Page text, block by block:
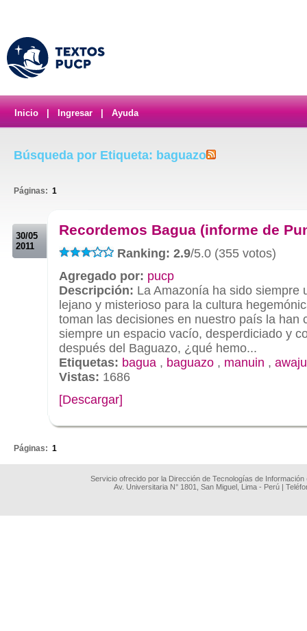
Inicio Ingresar Ayuda
Búsqueda por Etiqueta: baguazo
Páginas: 1
30/05
2011
Recordemos Bagua (informe de
Ranking: 2.9/5.0 (355 votos)
Agregado por: pucp
Descripción: La Amazonía ha sido siempre
lejano y misterioso para la cultura
toman las decisiones en nuestro país la han
siempre un espacio vacío, desperdiciado y
después del Baguazo, ¿qué hemo...
Etiquetas: bagua , baguazo , manuin ,
Vistas: 1686
[Descargar]
Páginas: 1
Servicio ofrecido por la Dirección de Tecnologías de
Av. Universitaria N° 1801, San Miguel, Lima - Perú |